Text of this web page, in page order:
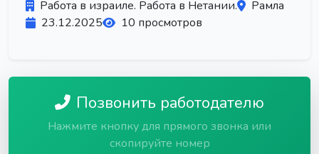
Работа в израиле. Работа в Нетании.
Рамла
23.12.2025
10 просмотров
Позвонить работодателю
Нажмите кнопку для прямого звонка или
скопируйте номер